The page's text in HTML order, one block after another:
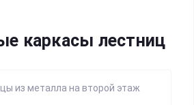
каркасы лестниц